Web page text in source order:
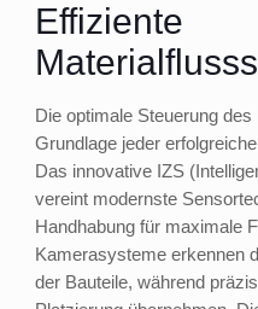
Effiziente
Die optimale Steuerung
Grundlage jeder
Das innovative IZS
vereint modernste
Handhabung für maximale
Kamerasysteme erkennen
der Bauteile, während